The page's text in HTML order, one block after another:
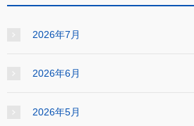
2026年7月
2026年6月
2026年5月